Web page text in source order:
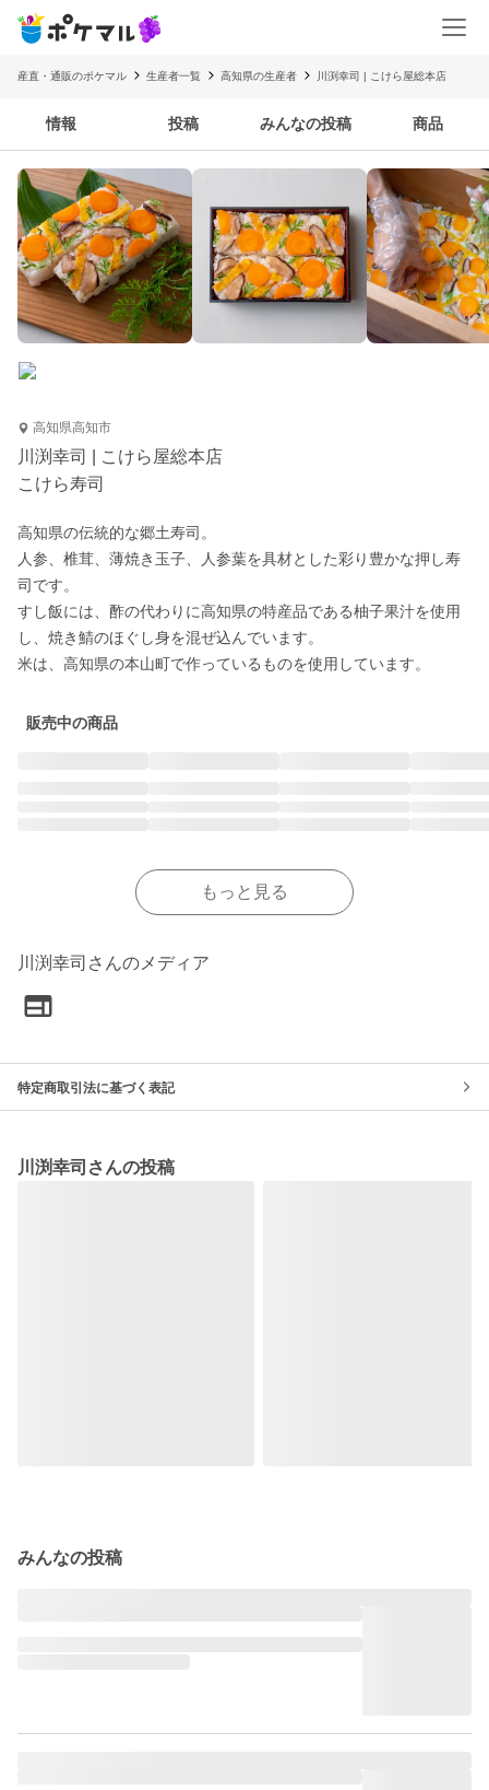
産直・通販のポケマル 生産者一覧 高知県の生産者 川渕幸司 | こけら屋総本店
情報 投稿 みんなの投稿 商品
高知県高知市
川渕幸司 | こけら屋総本店
こけら寿司
高知県の伝統的な郷土寿司。
人参、椎茸、薄焼き玉子、人参葉を具材とした彩り豊かな押し寿
司です。
すし飯には、酢の代わりに高知県の特産品である柚子果汁を使用
し、焼き鯖のほぐし身を混ぜ込んでいます。
米は、高知県の本山町で作っているものを使用しています。
販売中の商品
もっと見る
川渕幸司さんのメディア
特定商取引法に基づく表記
川渕幸司さんの投稿
みんなの投稿